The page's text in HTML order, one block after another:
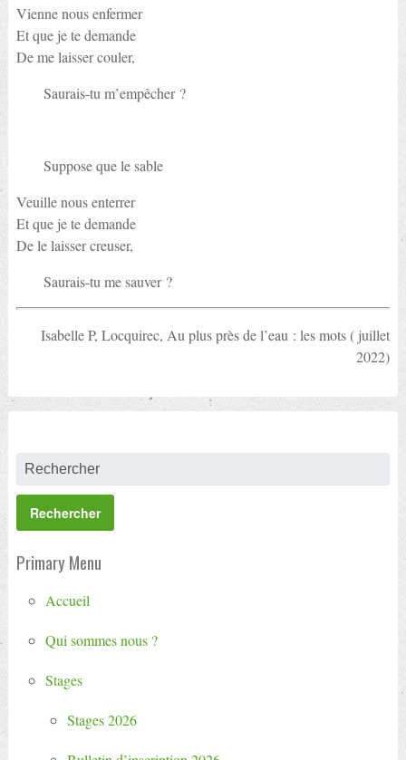
Vienne nous enfermer
Et que je te demande
De me laisser couler,
Saurais-tu m’empêcher ?
Suppose que le sable
Veuille nous enterrer
Et que je te demande
De le laisser creuser,
Saurais-tu me sauver ?
Isabelle P, Locquirec, Au plus près de l’eau : les mots ( juillet
2022)
Primary Menu
Accueil
Qui sommes nous ?
Stages
Stages 2026